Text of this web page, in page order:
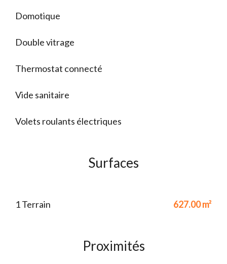
Domotique
Double vitrage
Thermostat connecté
Vide sanitaire
Volets roulants électriques
Surfaces
1 Terrain 627.00 m²
Proximités